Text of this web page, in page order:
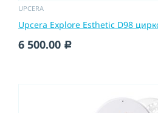
UPCERA
Upcera Explore Esthetic D98
6 500.00 c